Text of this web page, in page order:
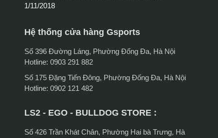
1/11/2018
Hệ thống cửa hàng Gsports
Số 396 Đường Láng, Phường Đống Đa, Hà Nội
Hotline: 0903 291 882
Số 175 Đặng Tiến Đông, Phường Đống Đa, Hà Nội
Hotline: 0902 121 482
LS2 - EGO - BULLDOG STORE :
Số 426 Trần Khát Chân, Phường Hai bà Trưng, Hà